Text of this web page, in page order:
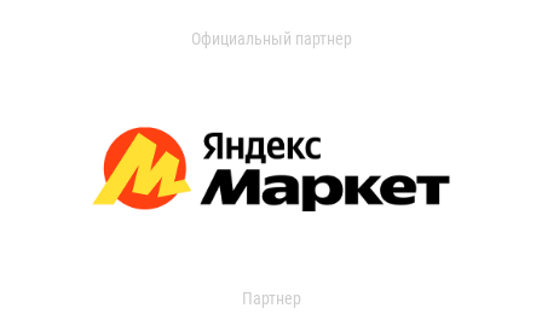
Официальный партнер
Партнер